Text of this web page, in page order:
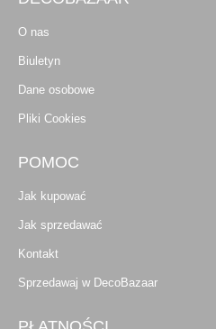
O nas
Biuletyn
Dane osobowe
Pliki Cookies
POMOC
Jak kupować
Jak sprzedawać
Kontakt
Sprzedawaj w DecoBazaar